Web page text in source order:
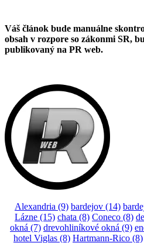
Váš článok bude manuálne
obsah v rozpore so zákonmi SR,
publikovaný na PR web.
Alexandria (9) bardejov (14)
Lázne (15) chata (8) Coneco (8)
okná (7) drevohliníkové okná (9)
hotel Viglas (8) Hartmann-Rico (8)